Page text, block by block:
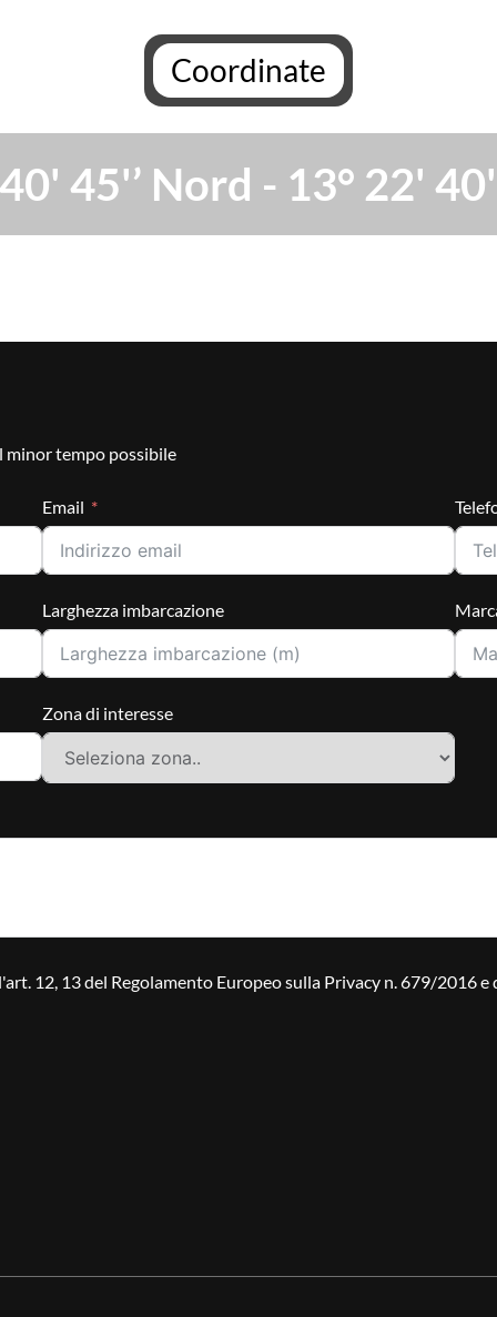
Coordinate
45'’ Nord - 13° 22'
tempo possibile
Email
Larghezza imbarcazione
Zona di interesse
12, 13 del Regolamento Europeo sulla Privacy n. 679/2016